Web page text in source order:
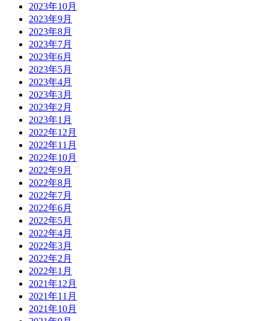
2023年10月
2023年9月
2023年8月
2023年7月
2023年6月
2023年5月
2023年4月
2023年3月
2023年2月
2023年1月
2022年12月
2022年11月
2022年10月
2022年9月
2022年8月
2022年7月
2022年6月
2022年5月
2022年4月
2022年3月
2022年2月
2022年1月
2021年12月
2021年11月
2021年10月